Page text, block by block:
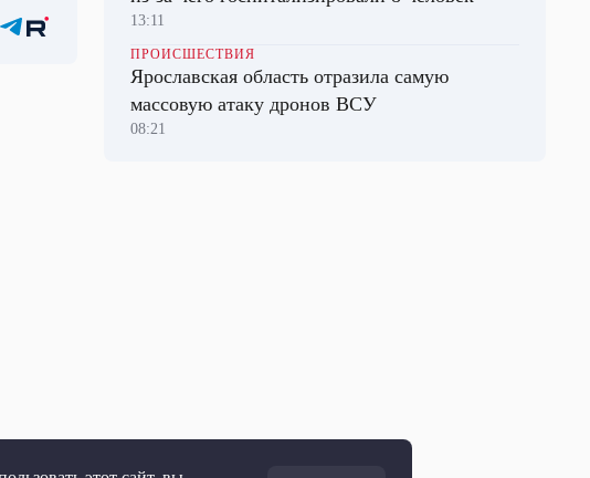
13:11
ПРОИСШЕСТВИЯ
Ярославская область отразила самую
массовую атаку дронов ВСУ
08:21